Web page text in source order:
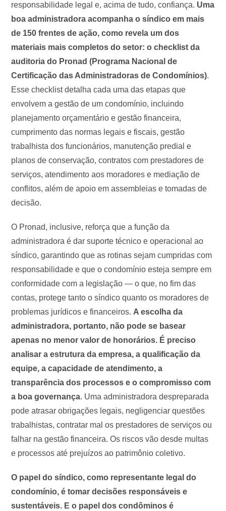
responsabilidade legal e, acima de tudo, confiança. Uma
boa administradora acompanha o síndico em mais
de 150 frentes de ação, como revela um dos
materiais mais completos do setor: o checklist da
auditoria do Pronad (Programa Nacional de
Certificação das Administradoras de Condomínios).
Esse checklist detalha cada uma das etapas que
envolvem a gestão de um condomínio, incluindo
planejamento orçamentário e gestão financeira,
cumprimento das normas legais e fiscais, gestão
trabalhista dos funcionários, manutenção predial e
planos de conservação, contratos com prestadores de
serviços, atendimento aos moradores e mediação de
conflitos, além de apoio em assembleias e tomadas de
decisão.
O Pronad, inclusive, reforça que a função da
administradora é dar suporte técnico e operacional ao
síndico, garantindo que as rotinas sejam cumpridas com
responsabilidade e que o condomínio esteja sempre em
conformidade com a legislação — o que, no fim das
contas, protege tanto o síndico quanto os moradores de
problemas jurídicos e financeiros. A escolha da
administradora, portanto, não pode se basear
apenas no menor valor de honorários. É preciso
analisar a estrutura da empresa, a qualificação da
equipe, a capacidade de atendimento, a
transparência dos processos e o compromisso com
a boa governança. Uma administradora despreparada
pode atrasar obrigações legais, negligenciar questões
trabalhistas, contratar mal os prestadores de serviços ou
falhar na gestão financeira. Os riscos vão desde multas
e processos até prejuízos ao patrimônio coletivo.
O papel do síndico, como representante legal do
condomínio, é tomar decisões responsáveis e
sustentáveis. E o papel dos condôminos é